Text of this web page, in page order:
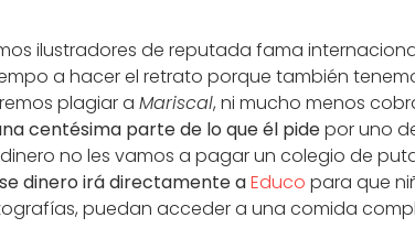
ilustradores de reputada fama
a hacer el retrato porque también
plagiar a Mariscal, ni mucho menos
centésima parte de lo que él pidepor uno
no les vamos a pagar un colegio de
dinero irá directamente aEduco para que
puedan acceder a una comida